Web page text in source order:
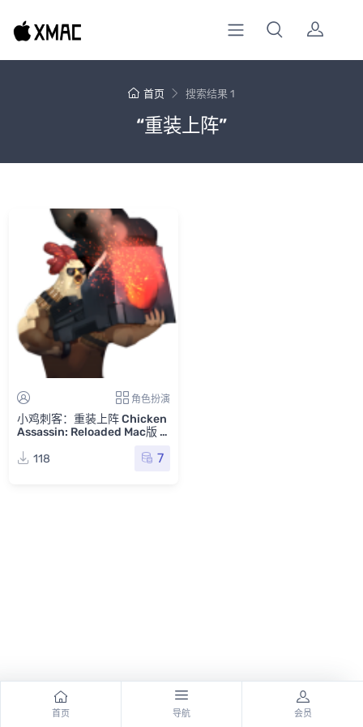
首页 搜索结果 1
“重装上阵”
角色扮演
小鸡刺客：重装上阵 Chicken
Assassin: Reloaded Mac版 F
118
7
首页 导航 会员